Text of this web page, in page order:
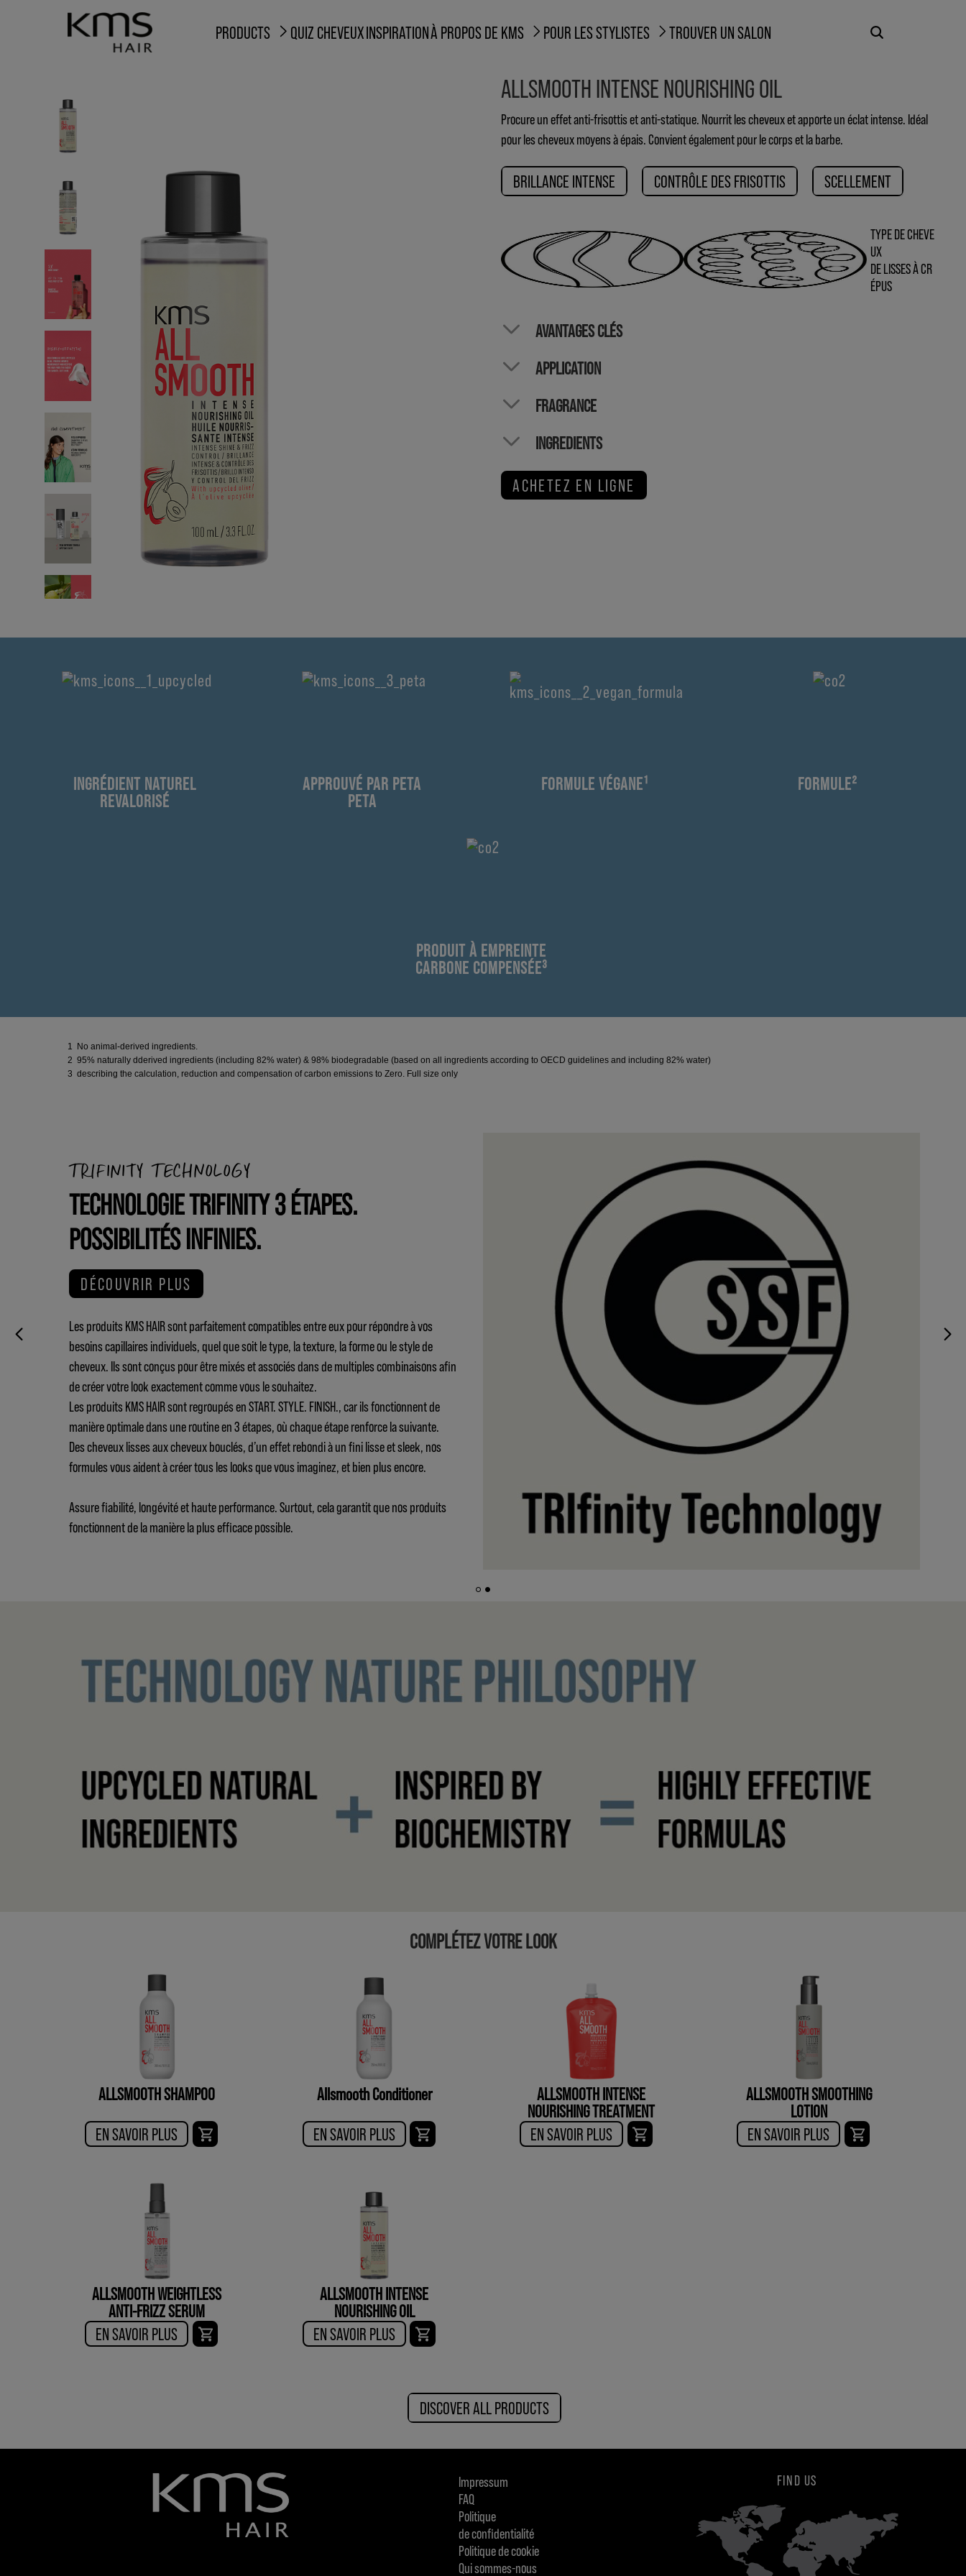
PRODUCTS QUIZ CHEVEUXINSPIRATIONÀ PROPOS DE KMS POUR LES STYLISTES TROUVER UN SALON
ALLSMOOTH INTENSE NOURISHING OIL
Procure un effet anti-frisottis et anti-statique. Nourrit les cheveux et apporte un éclat intense. Idéal
pour les cheveux moyens à épais. Convient également pour le corps et la barbe.
BRILLANCE INTENSE CONTRÔLE DES FRISOTTIS SCELLEMENT
TYPE DE CHEVE
UX
DE LISSES À CR
ÉPUS
AVANTAGES CLÉS
APPLICATION
FRAGRANCE
INGREDIENTS
ACHETEZ EN LIGNE
INGRÉDIENT NATUREL
REVALORISÉ
APPROUVÉ PAR PETA
PETA
FORMULE VÉGANE¹ FORMULE²
PRODUIT À EMPREINTE
CARBONE COMPENSÉE³
1 No animal-derived ingredients.
2 95% naturally dderived ingredients (including 82% water) & 98% biodegradable (based on all ingredients according to OECD guidelines and including 82% water)
3 describing the calculation, reduction and compensation of carbon emissions to Zero. Full size only
TRIFINITY TECHNOLOGY
TECHNOLOGIE TRIFINITY 3 ÉTAPES.
POSSIBILITÉS INFINIES.
DÉCOUVRIR PLUS
Les produits KMS HAIR sont parfaitement compatibles entre eux pour répondre à vos
besoins capillaires individuels, quel que soit le type, la texture, la forme ou le style de
cheveux. Ils sont conçus pour être mixés et associés dans de multiples combinaisons afin
de créer votre look exactement comme vous le souhaitez.
Les produits KMS HAIR sont regroupés en START. STYLE. FINISH., car ils fonctionnent de
manière optimale dans une routine en 3 étapes, où chaque étape renforce la suivante.
Des cheveux lisses aux cheveux bouclés, d’un effet rebondi à un fini lisse et sleek, nos
formules vous aident à créer tous les looks que vous imaginez, et bien plus encore.
Assure fiabilité, longévité et haute performance. Surtout, cela garantit que nos produits
fonctionnent de la manière la plus efficace possible.
COMPLÉTEZ VOTRE LOOK
ALLSMOOTH SHAMPOO
EN SAVOIR PLUS
Allsmooth Conditioner
EN SAVOIR PLUS
ALLSMOOTH INTENSE
NOURISHING TREATMENT
EN SAVOIR PLUS
ALLSMOOTH SMOOTHING
LOTION
EN SAVOIR PLUS
ALLSMOOTH WEIGHTLESS
ANTI-FRIZZ SERUM
EN SAVOIR PLUS
ALLSMOOTH INTENSE
NOURISHING OIL
EN SAVOIR PLUS
DISCOVER ALL PRODUCTS
Impressum
FAQ
Politique
de confidentialité
Politique de cookie
Qui sommes-nous
FIND US